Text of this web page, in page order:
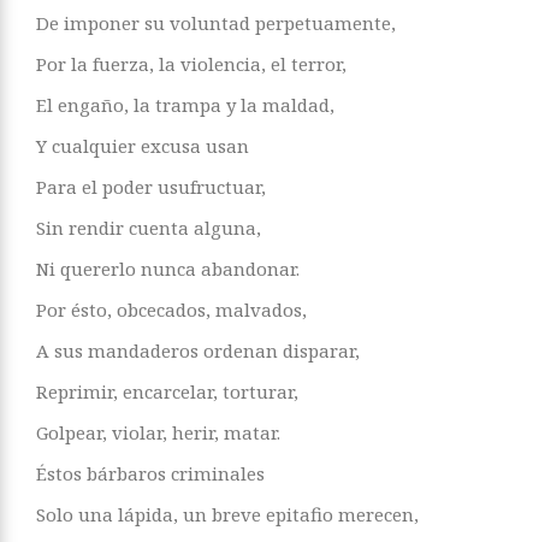
De imponer su voluntad perpetuamente,
Por la fuerza, la violencia, el terror,
El engaño, la trampa y la maldad,
Y cualquier excusa usan
Para el poder usufructuar,
Sin rendir cuenta alguna,
Ni quererlo nunca abandonar.
Por ésto, obcecados, malvados,
A sus mandaderos ordenan disparar,
Reprimir, encarcelar, torturar,
Golpear, violar, herir, matar.
Éstos bárbaros criminales
Solo una lápida, un breve epitafio merecen,